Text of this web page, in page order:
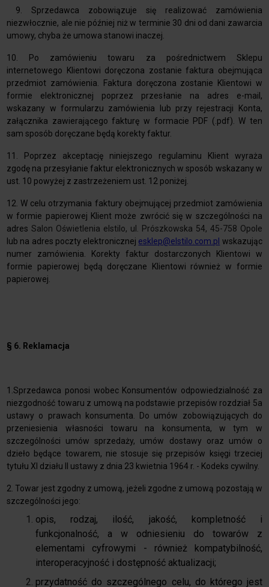
9. Sprzedawca zobowiązuje się realizować zamówienia
niezwłocznie, ale nie później niż w terminie 30 dni od dani zawarcia
umowy, chyba że umowa stanowi inaczej.
10. Po zamówieniu towaru za pośrednictwem Sklepu
internetowego Klientowi doręczona zostanie faktura obejmująca
przedmiot zamówienia. Faktura doręczona zostanie Klientowi w
formie elektronicznej poprzez przesłanie na adres e-mail,
wskazany w formularzu zamówienia lub przy rejestracji Konta,
załącznika zawierającego fakturę w formacie PDF (.pdf). W ten
sam sposób doręczane będą korekty faktur.
11. Poprzez akceptację niniejszego regulaminu Klient wyraża
zgodę na przesyłanie faktur elektronicznych w sposób wskazany w
ust. 10 powyżej z zastrzeżeniem ust. 12 poniżej.
12. W celu otrzymania faktury obejmującej przedmiot zamówienia
w formie papierowej Klient może zwrócić się w szczególności na
adresSalon Oświetlenia elstilo, ul. Prószkowska 54, 45-758 Opole
lub na adres poczty elektronicznej esklep@elstilo.com.pl wskazując
numer zamówienia. Korekty faktur dostarczonych Klientowi w
formie papierowej będą doręczane Klientowi również w formie
papierowej.
§ 6. Reklamacja
1.Sprzedawca ponosi wobec Konsumentów odpowiedzialność za
niezgodność towaru z umową na podstawie przepisów rozdział 5a
ustawy o prawach konsumenta. Do umów zobowiązujących do
przeniesienia własności towaru na konsumenta, w tym w
szczególności umów sprzedaży, umów dostawy oraz umów o
dzieło będące towarem, nie stosuje się przepisów księgi trzeciej
tytułu XI działu II ustawy z dnia 23 kwietnia 1964 r. - Kodeks cywilny.
2. Towar jest zgodny z umową, jeżeli zgodne z umową pozostają w
szczególności jego:
opis, rodzaj, ilość, jakość, kompletność i
funkcjonalność, a w odniesieniu do towarów z
elementami cyfrowymi - również kompatybilność,
interoperacyjność i dostępność aktualizacji;
przydatność do szczególnego celu, do którego jest